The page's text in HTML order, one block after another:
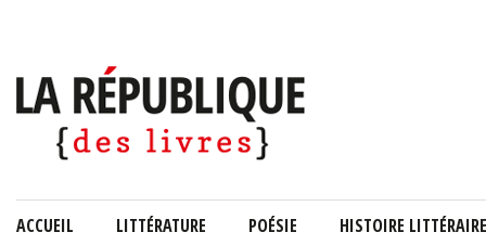
ACCUEIL LITTÉRATURE POÉSIE HISTOIRE LITTÉRAIRE